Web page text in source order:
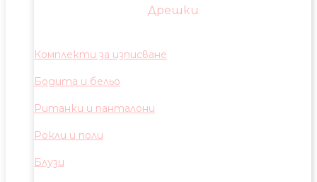
Дрешки
Комплекти за изписване
Бодита и бельо
Ританки и панталони
Рокли и поли
Блузи